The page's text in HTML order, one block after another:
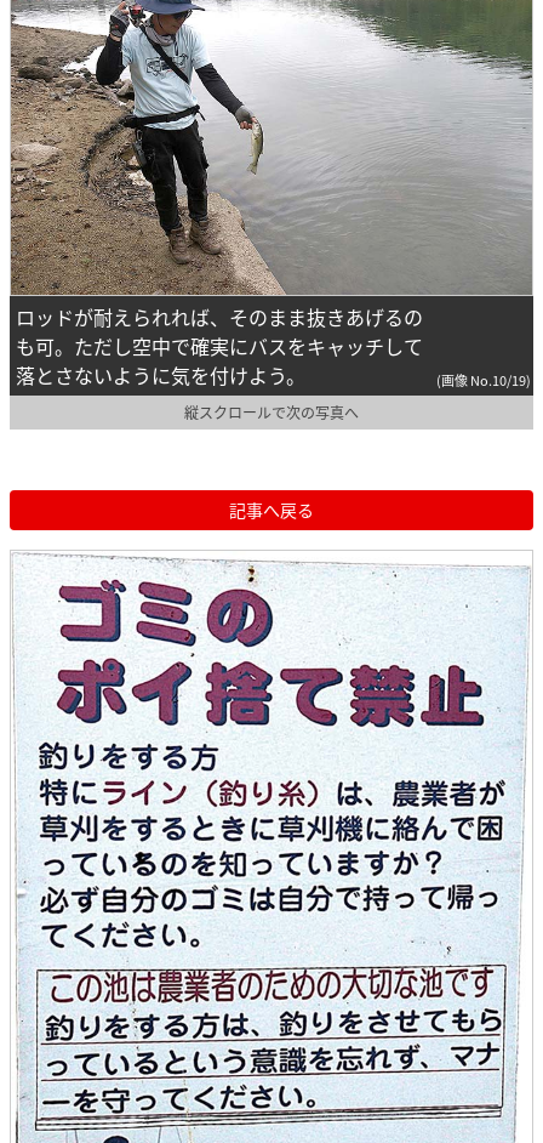
ロッドが耐えられれば、そのまま抜きあげるの
も可。ただし空中で確実にバスをキャッチして
落とさないように気を付けよう。
(画像 No.10/19)
縦スクロールで次の写真へ
記事へ戻る